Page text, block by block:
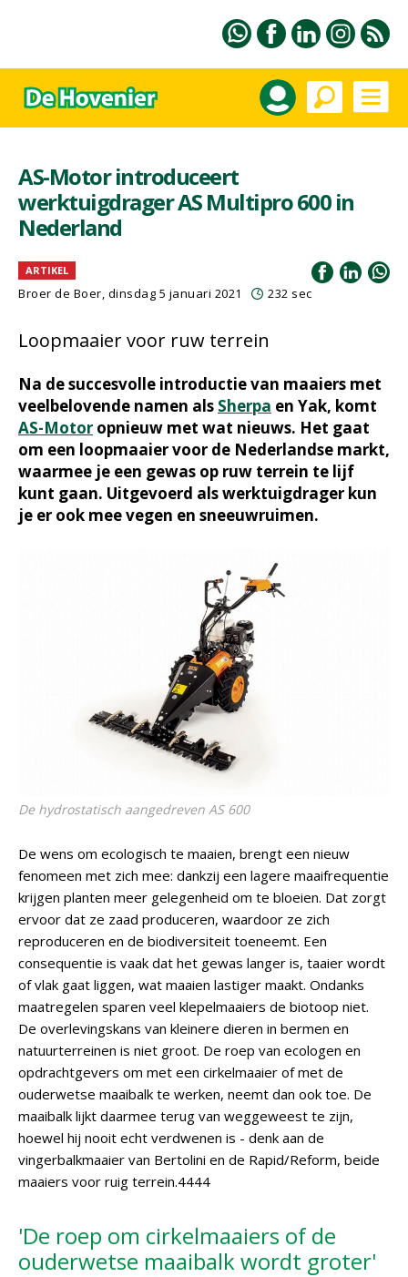
AS-Motor introduceert
werktuigdrager AS Multipro 600 in
Nederland
ARTIKEL
Broer de Boer, dinsdag 5 januari 2021 232 sec
Loopmaaier voor ruw terrein
Na de succesvolle introductie van maaiers met
veelbelovende namen als Sherpa en Yak, komt
AS-Motor opnieuw met wat nieuws. Het gaat
om een loopmaaier voor de Nederlandse markt,
waarmee je een gewas op ruw terrein te lijf
kunt gaan. Uitgevoerd als werktuigdrager kun
je er ook mee vegen en sneeuwruimen.
De hydrostatisch aangedreven AS 600
De wens om ecologisch te maaien, brengt een nieuw
fenomeen met zich mee: dankzij een lagere maaifrequentie
krijgen planten meer gelegenheid om te bloeien. Dat zorgt
ervoor dat ze zaad produceren, waardoor ze zich
reproduceren en de biodiversiteit toeneemt. Een
consequentie is vaak dat het gewas langer is, taaier wordt
of vlak gaat liggen, wat maaien lastiger maakt. Ondanks
maatregelen sparen veel klepelmaaiers de biotoop niet.
De overlevingskans van kleinere dieren in bermen en
natuurterreinen is niet groot. De roep van ecologen en
opdrachtgevers om met een cirkelmaaier of met de
ouderwetse maaibalk te werken, neemt dan ook toe. De
maaibalk lijkt daarmee terug van weggeweest te zijn,
hoewel hij nooit echt verdwenen is - denk aan de
vingerbalkmaaier van Bertolini en de Rapid/Reform, beide
maaiers voor ruig terrein.4444
'De roep om cirkelmaaiers of de
ouderwetse maaibalk wordt groter'